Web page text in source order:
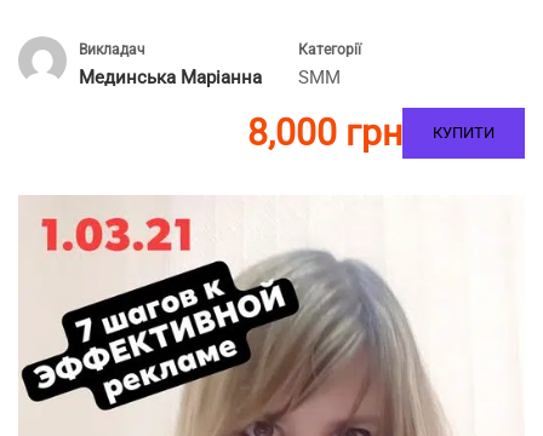
Викладач
Мединська Маріанна
Категорії
SMM
8,000 грн КУПИТИ